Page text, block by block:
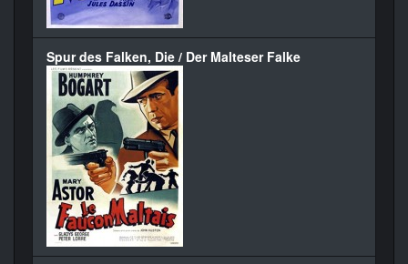
Spur des Falken, Die / Der Malteser Falke